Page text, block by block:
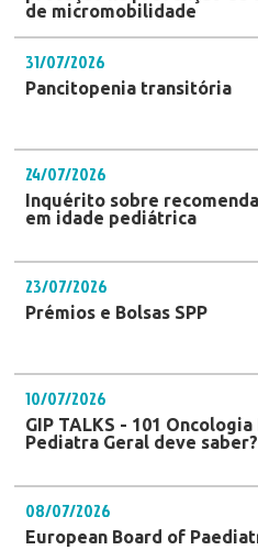
de micromobilidade
31/07/2026
Pancitopenia transitória
24/07/2026
Inquérito sobre
em idade pediátrica
23/07/2026
Prémios e Bolsas SPP
10/07/2026
GIP TALKS - 101
Pediatra Geral deve saber?
08/07/2026
European Board of